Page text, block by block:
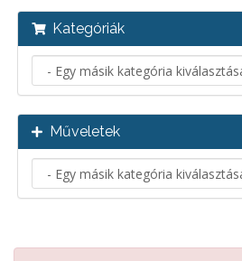
Kategóriák
Műveletek